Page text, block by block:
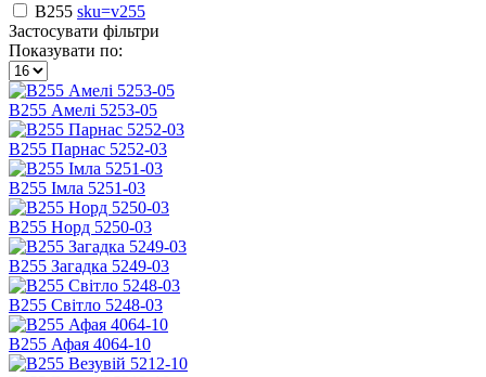
B255 sku=v255
Застосувати фільтри
Показувати по:
В255 Амелі 5253-05
В255 Парнас 5252-03
В255 Імла 5251-03
В255 Норд 5250-03
В255 Загадка 5249-03
В255 Світло 5248-03
В255 Афая 4064-10